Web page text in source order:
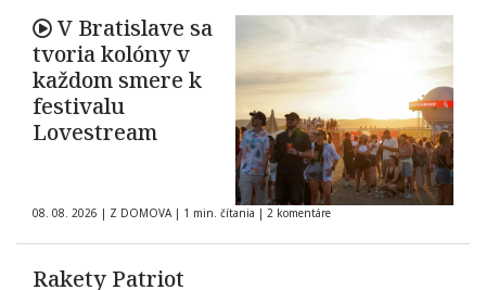
V Bratislave sa
tvoria kolóny v
každom smere k
festivalu
Lovestream
08. 08. 2026 | Z DOMOVA | 1 min. čítania | 2 komentáre
Rakety Patriot